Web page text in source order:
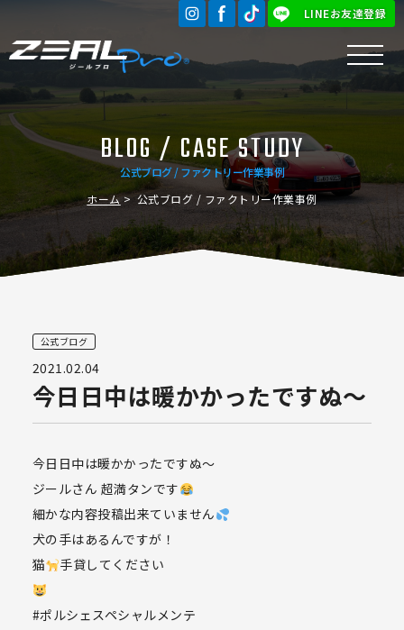
LINEお友達登録
公式ブログ / ファクトリー作業事例
BLOG / CASE STUDY
ホーム 公式ブログ / ファクトリー作業事例
公式ブログ
2021.02.04
今日日中は暖かかったですぬ〜
今日日中は暖かかったですぬ〜
ジールさん 超満タンです
細かな内容投稿出来ていません
犬の手はあるんですが！
猫
手貸してください
#ポルシェスペシャルメンテ